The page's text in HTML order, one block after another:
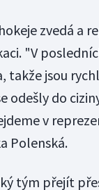
zvedá a
"V
jsou
odešly do
v
Polenská.
tým přejít